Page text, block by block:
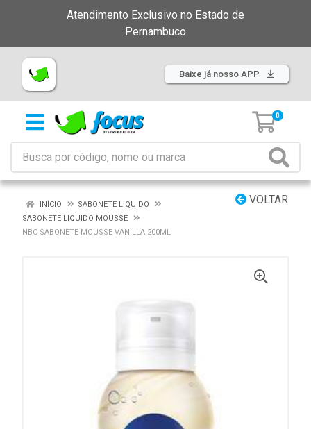
Atendimento Exclusivo no Estado de
Pernambuco
Baixe já nosso APP
0
VOLTAR
INÍCIO
SABONETE LIQUIDO
SABONETE LIQUIDO MOUSSE
NBC SABONETE MOUSSE VANILLA 200ML